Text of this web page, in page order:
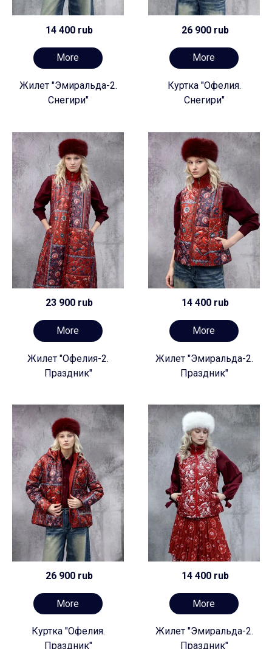
14 400 rub
More
Жилет "Эмиральда-2.
Снегири"
26 900 rub
More
Куртка "Офелия.
Снегири"
23 900 rub
More
Жилет "Офелия-2.
Праздник"
14 400 rub
More
Жилет "Эмиральда-2.
Праздник"
26 900 rub
More
Куртка "Офелия.
Праздник"
14 400 rub
More
Жилет "Эмиральда-2.
Праздник"